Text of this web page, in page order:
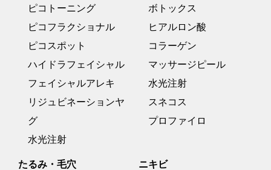
ピコトーニング
ピコフラクショナル
ピコスポット
ハイドラフェイシャル
フェイシャルアレキ
リジュビネーションヤ
グ
水光注射
ボトックス
ヒアルロン酸
コラーゲン
マッサージピール
水光注射
スネコス
プロファイロ
たるみ・毛穴
ニキビ